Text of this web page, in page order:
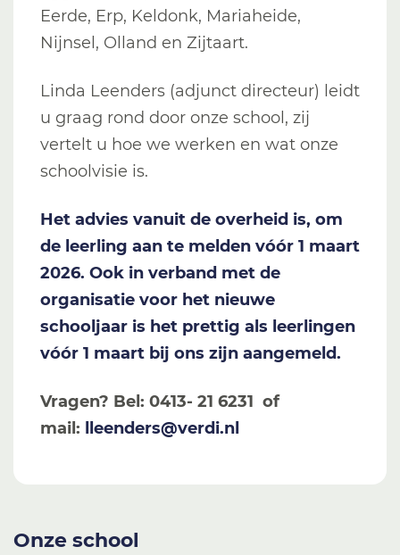
Eerde, Erp, Keldonk, Mariaheide,
Nijnsel, Olland en Zijtaart.
Linda Leenders (adjunct directeur) leidt
u graag rond door onze school, zij
vertelt u hoe we werken en wat onze
schoolvisie is.
Het advies vanuit de overheid is, om
de leerling aan te melden vóór 1 maart
2026. Ook in verband met de
organisatie voor het nieuwe
schooljaar is het prettig als leerlingen
vóór 1 maart bij ons zijn aangemeld.
Vragen? Bel: 0413- 21 6231 of
mail: lleenders@verdi.nl
Onze school